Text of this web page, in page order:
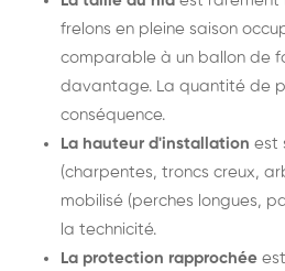
frelons en pleine saison
comparable à un ballon de
davantage. La quantité de
conséquence.
La hauteur d'installation est
(charpentes, troncs creux,
mobilisé (perches longues,
la technicité.
La protection rapprochée